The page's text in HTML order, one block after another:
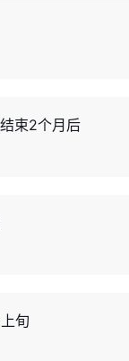
束2个月后
旬